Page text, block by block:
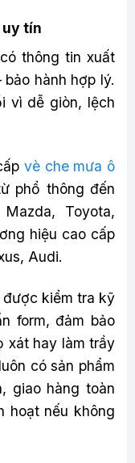
uy tín
thông tin xuất
hành hợp lý.
vì dễ giòn, lệch
vè che mưa ô
phổ thông đến
Toyota,
hiệu cao cấp
Audi.
được kiểm tra kỹ
form, đảm bảo
xát hay làm trầy
có sản phẩm
giao hàng toàn
hoạt nếu không